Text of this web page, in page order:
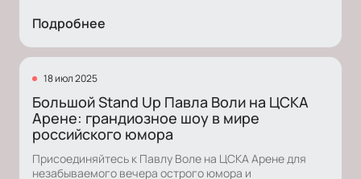
Подробнее
18 июл 2025
Большой Stand Up Павла Воли на ЦСКА
Арене: грандиозное шоу в мире
российского юмора
Присоединяйтесь к Павлу Воле на ЦСКА Арене для
незабываемого вечера острого юмора и